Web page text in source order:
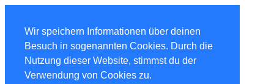
Wir speichern Informationen über deinen
Besuch in sogenannten Cookies. Durch die
Nutzung dieser Website, stimmst du der
Verwendung von Cookies zu.